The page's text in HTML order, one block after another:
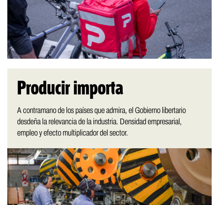
Producir importa
A contramano de los países que admira, el Gobierno libertario
desdeña la relevancia de la industria. Densidad empresarial,
empleo y efecto multiplicador del sector.